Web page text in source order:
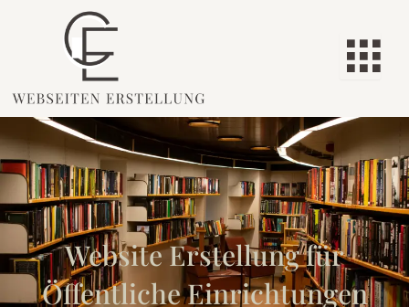
Website Erstellung für
Öffentliche Einrichtungen